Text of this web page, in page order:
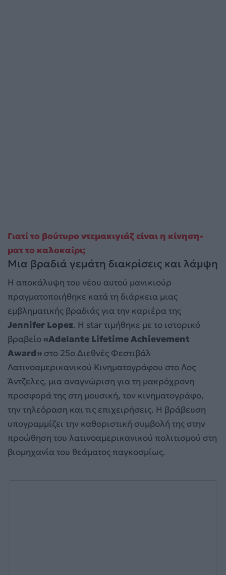
Γιατί το βούτυρο ντεμακιγιάζ είναι η κίνηση-
ματ το καλοκαίρι;
Μια βραδιά γεμάτη διακρίσεις και λάμψη
Η αποκάλυψη του νέου αυτού μανικιούρ
πραγματοποιήθηκε κατά τη διάρκεια μιας
εμβληματικής βραδιάς για την καριέρα της
Jennifer Lopez. Η star τιμήθηκε με το ιστορικό
βραβείο«Adelante Lifetime Achievement
Award» στο 25ο Διεθνές Φεστιβάλ
Λατινοαμερικανικού Κινηματογράφου στο Λος
Άντζελες, μια αναγνώριση για τη μακρόχρονη
προσφορά της στη μουσική, τον κινηματογράφο,
την τηλεόραση και τις επιχειρήσεις. Η βράβευση
υπογραμμίζει την καθοριστική συμβολή της στην
προώθηση του λατινοαμερικανικού πολιτισμού στη
βιομηχανία του θεάματος παγκοσμίως.